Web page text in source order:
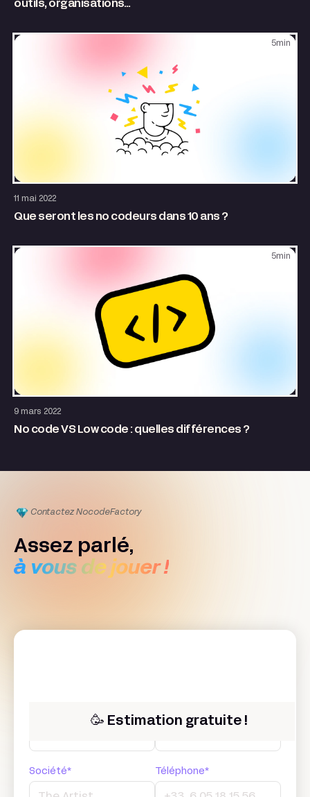
outils, organisations…
5 min
11 mai 2022
Que seront les no codeurs dans 10 ans ?
5 min
9 mars 2022
No code VS Low code : quelles différences ?
Contactez NocodeFactory
Assez parlé,
à vous de jouer !
🥳 Estimation gratuite !
Société* Téléphone*